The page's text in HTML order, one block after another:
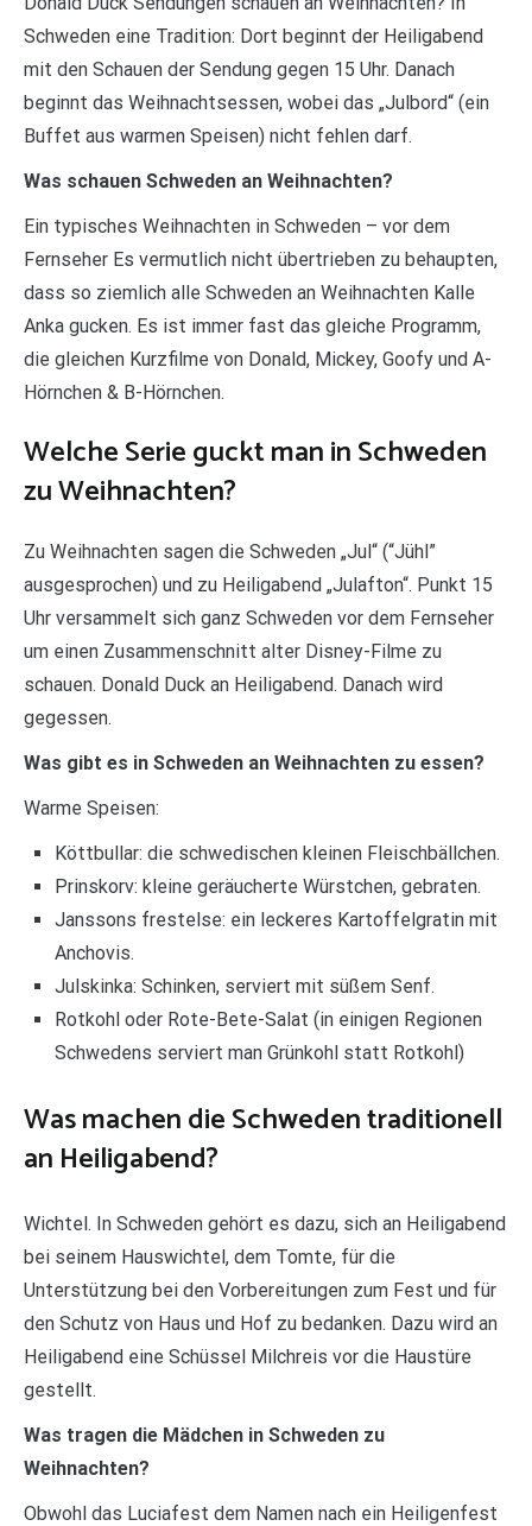
Schweden eine Tradition: Dort beginnt der Heiligabend
mit den Schauen der Sendung gegen 15 Uhr. Danach
beginnt das Weihnachtsessen, wobei das „Julbord“ (ein
Buffet aus warmen Speisen) nicht fehlen darf.
Was schauen Schweden an Weihnachten?
Ein typisches Weihnachten in Schweden – vor dem
Fernseher Es vermutlich nicht übertrieben zu behaupten,
dass so ziemlich alle Schweden an Weihnachten Kalle
Anka gucken. Es ist immer fast das gleiche Programm,
die gleichen Kurzfilme von Donald, Mickey, Goofy und A-
Hörnchen & B-Hörnchen.
Welche Serie guckt man in Schweden
zu Weihnachten?
Zu Weihnachten sagen die Schweden „Jul“ (“Jühl”
ausgesprochen) und zu Heiligabend „Julafton“. Punkt 15
Uhr versammelt sich ganz Schweden vor dem Fernseher
um einen Zusammenschnitt alter Disney-Filme zu
schauen. Donald Duck an Heiligabend. Danach wird
gegessen.
Was gibt es in Schweden an Weihnachten zu essen?
Warme Speisen:
Köttbullar: die schwedischen kleinen Fleischbällchen.
Prinskorv: kleine geräucherte Würstchen, gebraten.
Janssons frestelse: ein leckeres Kartoffelgratin mit
Anchovis.
Julskinka: Schinken, serviert mit süßem Senf.
Rotkohl oder Rote-Bete-Salat (in einigen Regionen
Schwedens serviert man Grünkohl statt Rotkohl)
Was machen die Schweden traditionell
an Heiligabend?
Wichtel. In Schweden gehört es dazu, sich an Heiligabend
bei seinem Hauswichtel, dem Tomte, für die
Unterstützung bei den Vorbereitungen zum Fest und für
den Schutz von Haus und Hof zu bedanken. Dazu wird an
Heiligabend eine Schüssel Milchreis vor die Haustüre
gestellt.
Was tragen die Mädchen in Schweden zu
Weihnachten?
Obwohl das Luciafest dem Namen nach ein Heiligenfest